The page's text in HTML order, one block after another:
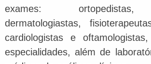
exames: ortopedistas,
dermatologiastas,
cardiologistas e
especialidades, além de